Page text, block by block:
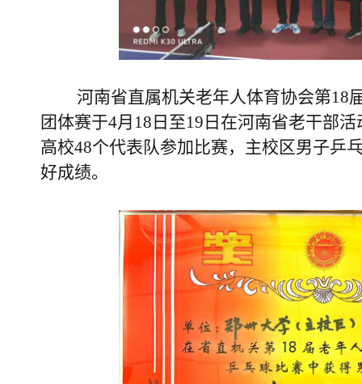
河南省直属机关老年人体育协会第18
团体赛于4月18日至19日在河南省老干部
高校48个代表队参加比赛，主校区男子乒
好成绩。